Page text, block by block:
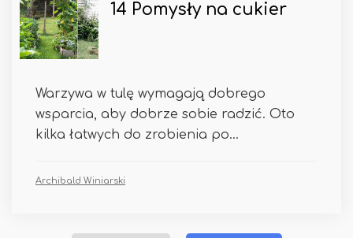
14 Pomysły na cukier
Warzywa w tulę wymagają dobrego
wsparcia, aby dobrze sobie radzić. Oto
kilka łatwych do zrobienia po...
Archibald Winiarski